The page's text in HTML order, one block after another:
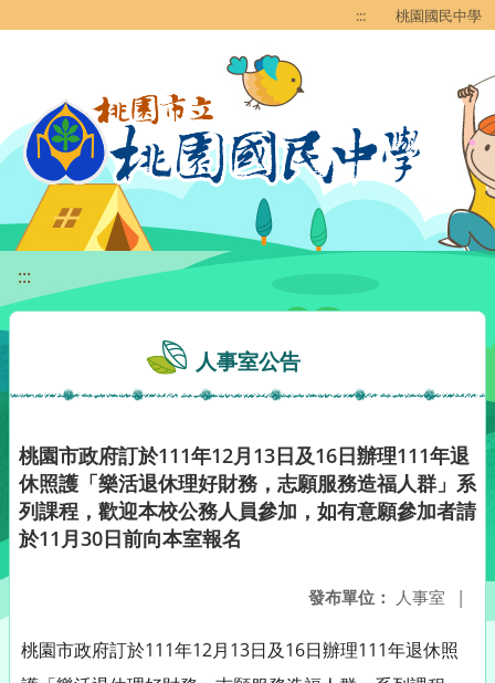
::: 桃園國民中學
:::
人事室公告
桃園市政府訂於111年12月13日及16日辦理111年退
休照護「樂活退休理好財務，志願服務造福人群」系
列課程，歡迎本校公務人員參加，如有意願參加者請
於11月30日前向本室報名
發布單位： 人事室 |
桃園市政府訂於111年12月13日及16日辦理111年退休照